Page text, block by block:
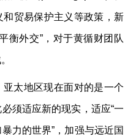
贸易保护主义等政策，新
衡外交”，对于黄循财团队
太地区现在面对的是一个
须适应新的现实，适应“一
力的世界”，加强与远近国